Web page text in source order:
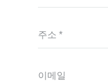
주소 *
이메일